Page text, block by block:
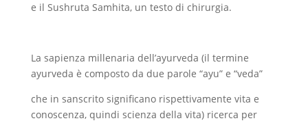
e il Sushruta Samhita, un testo di chirurgia.
La sapienza millenaria dell’ayurveda (il termine
ayurveda è composto da due parole “ayu” e “veda”
che in sanscrito significano rispettivamente vita e
conoscenza, quindi scienza della vita) ricerca per